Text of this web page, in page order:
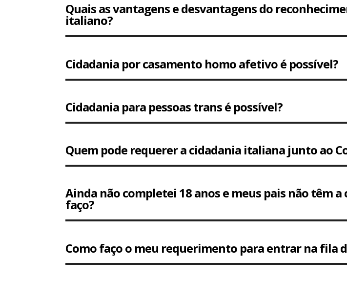
Quais as vantagens e desvantagens do
italiano?
Cidadania por casamento homo afetivo é possível?
Cidadania para pessoas trans é possível?
Quem pode requerer a cidadania italiana junto ao
Ainda não completei 18 anos e meus pais não têm
faço?
Como faço o meu requerimento para entrar na fila